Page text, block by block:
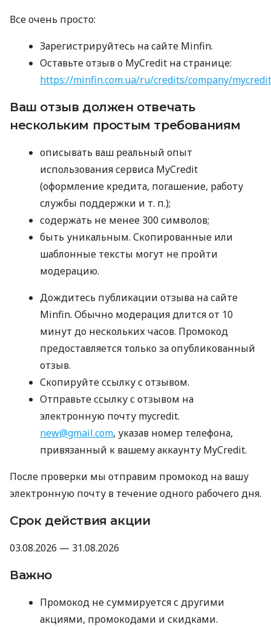
Все очень просто:
Зарегистрируйтесь на сайте Minfin.
Оставьте отзыв о MyCredit на странице:
https://minfin.com.ua/ru/credits/company/
Ваш отзыв должен отвечать
нескольким простым требованиям
описывать ваш реальный опыт
использования сервиса MyCredit
(оформление кредита, погашение, работу
службы поддержки и т. п.);
содержать не менее 300 символов;
быть уникальным. Скопированные или
шаблонные тексты могут не пройти
модерацию.
Дождитесь публикации отзыва на сайте
Minfin. Обычно модерация длится от 10
минут до нескольких часов. Промокод
предоставляется только за опубликованный
отзыв.
Скопируйте ссылку с отзывом.
Отправьте ссылку с отзывом на
электронную почту mycredit.
new@gmail.com, указав номер телефона,
привязанный к вашему аккаунту MyCredit.
После проверки мы отправим промокод на вашу
электронную почту в течение одного рабочего дня.
Срок действия акции
03.08.2026 — 31.08.2026
Важно
Промокод не суммируется с другими
акциями, промокодами и скидками.